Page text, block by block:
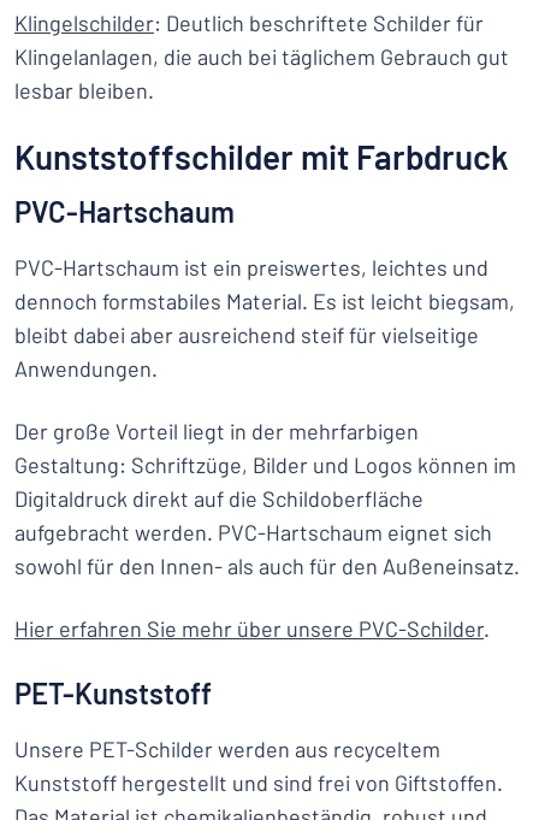
Klingelschilder: Deutlich beschriftete Schilder für
Klingelanlagen, die auch bei täglichem Gebrauch gut
lesbar bleiben.
Kunststoffschilder mit Farbdruck
PVC-Hartschaum
PVC-Hartschaum ist ein preiswertes, leichtes und
dennoch formstabiles Material. Es ist leicht biegsam,
bleibt dabei aber ausreichend steif für vielseitige
Anwendungen.
Der große Vorteil liegt in der mehrfarbigen
Gestaltung: Schriftzüge, Bilder und Logos können im
Digitaldruck direkt auf die Schildoberfläche
aufgebracht werden. PVC-Hartschaum eignet sich
sowohl für den Innen- als auch für den Außeneinsatz.
Hier erfahren Sie mehr über unsere PVC-Schilder.
PET-Kunststoff
Unsere PET-Schilder werden aus recyceltem
Kunststoff hergestellt und sind frei von Giftstoffen.